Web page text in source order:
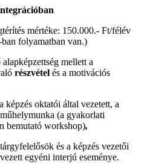
mértéke: 150.000.- Ft/félév
folyamatban van.)
mellett a
részvétel és a motivációs
a képzés oktatói által vezetett, a
(a gyakorlati
bemutató workshop),
és a képzés vezetői
egyéni interjú eseménye.